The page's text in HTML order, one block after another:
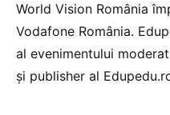
World Vision România
Vodafone România.
al evenimentului
și publisher al